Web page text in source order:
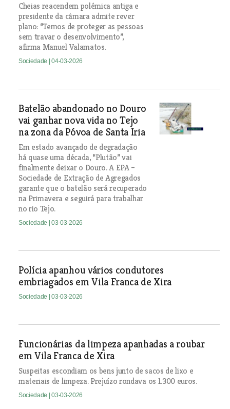
Cheias reacendem polémica antiga e
presidente da câmara admite rever
plano: “Temos de proteger as pessoas
sem travar o desenvolvimento”,
afirma Manuel Valamatos.
Sociedade | 04-03-2026
Batelão abandonado no Douro
vai ganhar nova vida no Tejo
na zona da Póvoa de Santa Iria
Em estado avançado de degradação
há quase uma década, “Plutão” vai
finalmente deixar o Douro. A EPA –
Sociedade de Extração de Agregados
garante que o batelão será recuperado
na Primavera e seguirá para trabalhar
no rio Tejo.
Sociedade | 03-03-2026
Polícia apanhou vários condutores
embriagados em Vila Franca de Xira
Sociedade | 03-03-2026
Funcionárias da limpeza apanhadas a roubar
em Vila Franca de Xira
Suspeitas escondiam os bens junto de sacos de lixo e
materiais de limpeza. Prejuízo rondava os 1.300 euros.
Sociedade | 03-03-2026